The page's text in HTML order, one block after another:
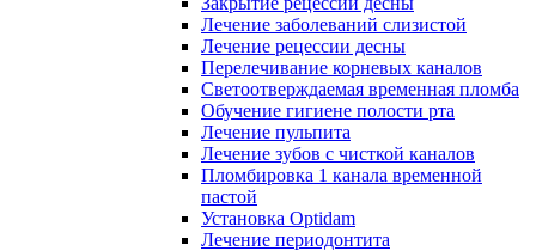
Лечение заболеваний слизистой
Лечение рецессии десны
Перелечивание корневых каналов
Светоотверждаемая временная пломба
Обучение гигиене полости рта
Лечение пульпита
Лечение зубов с чисткой каналов
Пломбировка 1 канала временной
пастой
Установка Optidam
Лечение периодонтита